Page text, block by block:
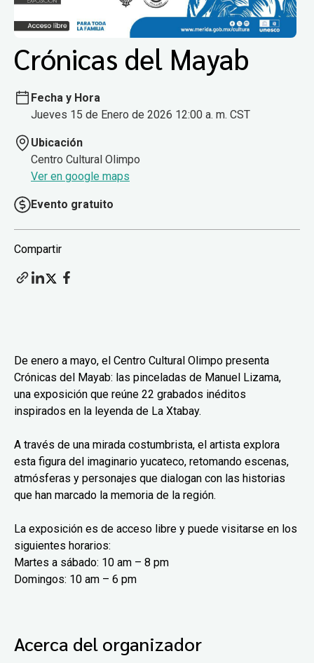
Crónicas del Mayab
Fecha y Hora
Jueves 15 de Enero de 2026 12:00 a. m. CST
Ubicación
Centro Cultural Olimpo
Ver en google maps
Evento gratuito
Compartir
De enero a mayo, el Centro Cultural Olimpo presenta
Crónicas del Mayab: las pinceladas de Manuel Lizama,
una exposición que reúne 22 grabados inéditos
inspirados en la leyenda de La Xtabay.
A través de una mirada costumbrista, el artista explora
esta figura del imaginario yucateco, retomando escenas,
atmósferas y personajes que dialogan con las historias
que han marcado la memoria de la región.
La exposición es de acceso libre y puede visitarse en los
siguientes horarios:
Martes a sábado: 10 am – 8 pm
Domingos: 10 am – 6 pm
Acerca del organizador